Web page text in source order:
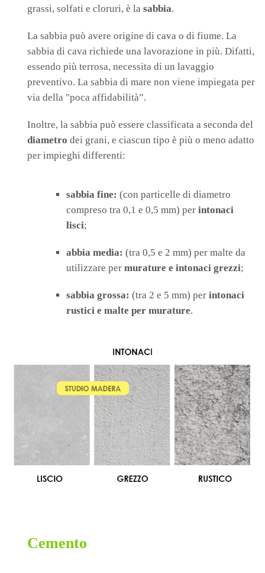
grassi, solfati e cloruri, è la sabbia.
La sabbia può avere origine di cava o di fiume. La
sabbia di cava richiede una lavorazione in più. Difatti,
essendo più terrosa, necessita di un lavaggio
preventivo. La sabbia di mare non viene impiegata per
via della "poca affidabilità”.
Inoltre, la sabbia può essere classificata a seconda del
diametro dei grani, e ciascun tipo è più o meno adatto
per impieghi differenti:
sabbia fine: (con particelle di diametro
compreso tra 0,1 e 0,5 mm) per intonaci
lisci;
abbia media: (tra 0,5 e 2 mm) per malte da
utilizzare per murature e intonaci grezzi;
sabbia grossa: (tra 2 e 5 mm) per intonaci
rustici e malte per murature.
Cemento